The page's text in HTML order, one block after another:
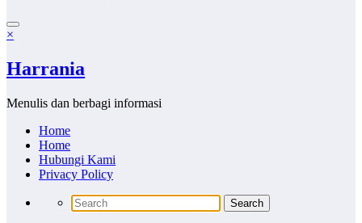
×
Harrania
Menulis dan berbagi informasi
Home
Home
Hubungi Kami
Privacy Policy